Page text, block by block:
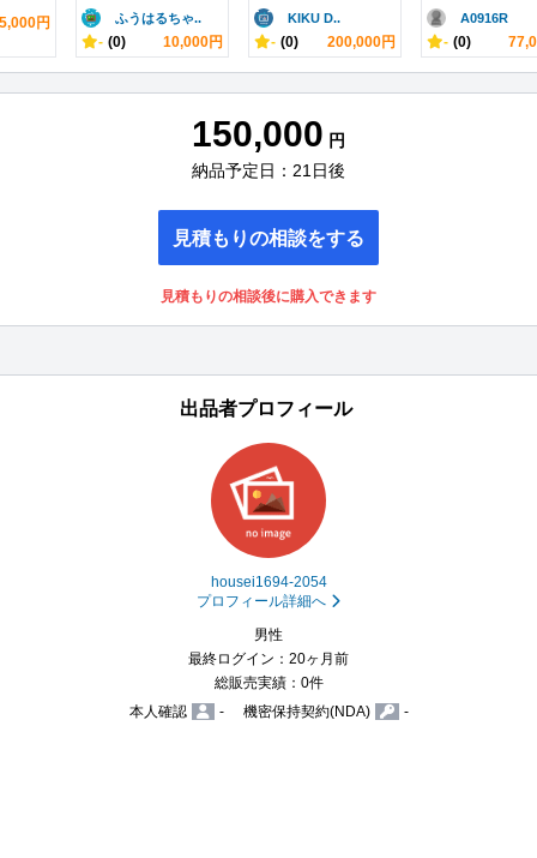
円 ふうはるちゃ..
- (0) 10,000円
KIKU D..
- (0) 200,000円
A0916R
- (0)
150,000 円
納品予定日：21日後
見積もりの相談をする
見積もりの相談後に購入できます
出品者プロフィール
housei1694-2054
プロフィール詳細へ
男性
最終ログイン：20ヶ月前
総販売実績：0件
本人確認
- 機密保持契約(NDA) -